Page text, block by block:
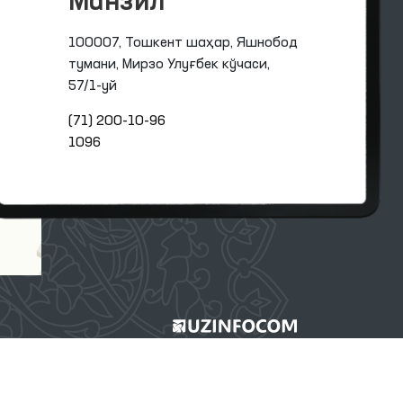
100007, Тошкент шаҳар, Яшнобод
тумани, Мирзо Улуғбек кўчаси,
57/1-уй
(71) 200-10-96
1096